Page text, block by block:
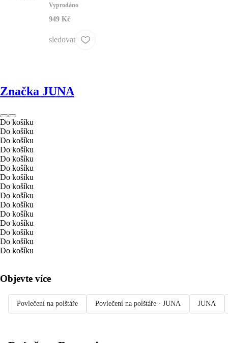
Vyprodáno
949 Kč
sledovat
Značka JUNA
Do košíku
Do košíku
Do košíku
Do košíku
Do košíku
Do košíku
Do košíku
Do košíku
Do košíku
Do košíku
Do košíku
Do košíku
Do košíku
Do košíku
Do košíku
Objevte více
Povlečení na polštáře Povlečení na polštáře · JUNA JUNA